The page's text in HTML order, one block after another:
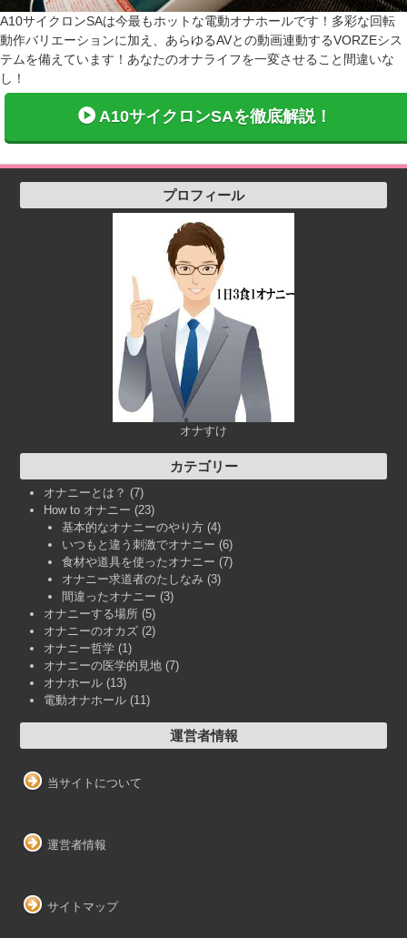
A10サイクロンSAは今最もホットな電動オナホールです！多彩な回転
動作バリエーションに加え、あらゆるAVとの動画連動するVORZEシス
テムを備えています！あなたのオナライフを一変させること間違いな
し！
A10サイクロンSAを徹底解説！
プロフィール
オナすけ
カテゴリー
オナニーとは？ (7)
How to オナニー (23)
基本的なオナニーのやり方 (4)
いつもと違う刺激でオナニー (6)
食材や道具を使ったオナニー (7)
オナニー求道者のたしなみ (3)
間違ったオナニー (3)
オナニーする場所 (5)
オナニーのオカズ (2)
オナニー哲学 (1)
オナニーの医学的見地 (7)
オナホール (13)
電動オナホール (11)
運営者情報
当サイトについて
運営者情報
サイトマップ